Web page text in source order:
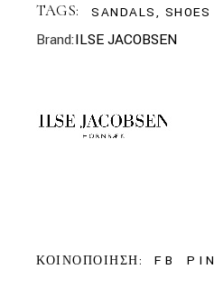
TAGS: SANDALS, SHOES
Brand:ILSE JACOBSEN
ΚΟΙΝΟΠΟΙΗΣΗ: FB PIN